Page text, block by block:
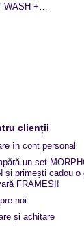
WASH +
clienții
în cont personal
un set
și primești cadou o
FRAMESI!
noi
și achitare